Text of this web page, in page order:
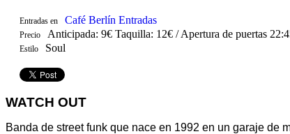
Entradas en Café Berlín Entradas
Precio Anticipada: 9€ Taquilla: 12€ / Apertura de puertas
Estilo Soul
WATCH OUT
Banda de street funk que nace en 1992 en un garaje de